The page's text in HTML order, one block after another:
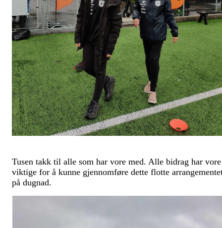
Tusen takk til alle som har vore med. Alle bidrag har vore
viktige for å kunne gjennomføre dette flotte
på dugnad.